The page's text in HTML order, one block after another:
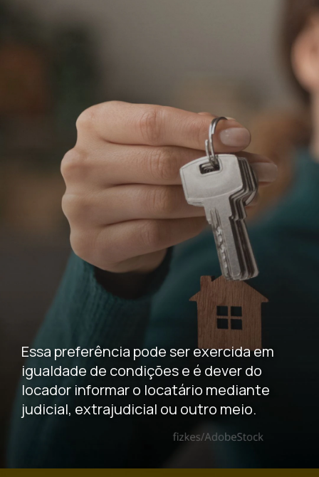
Essa preferência pode ser exercida em
igualdade de condições e é dever do
locador informar o locatário mediante
judicial, extrajudicial ou outro meio.